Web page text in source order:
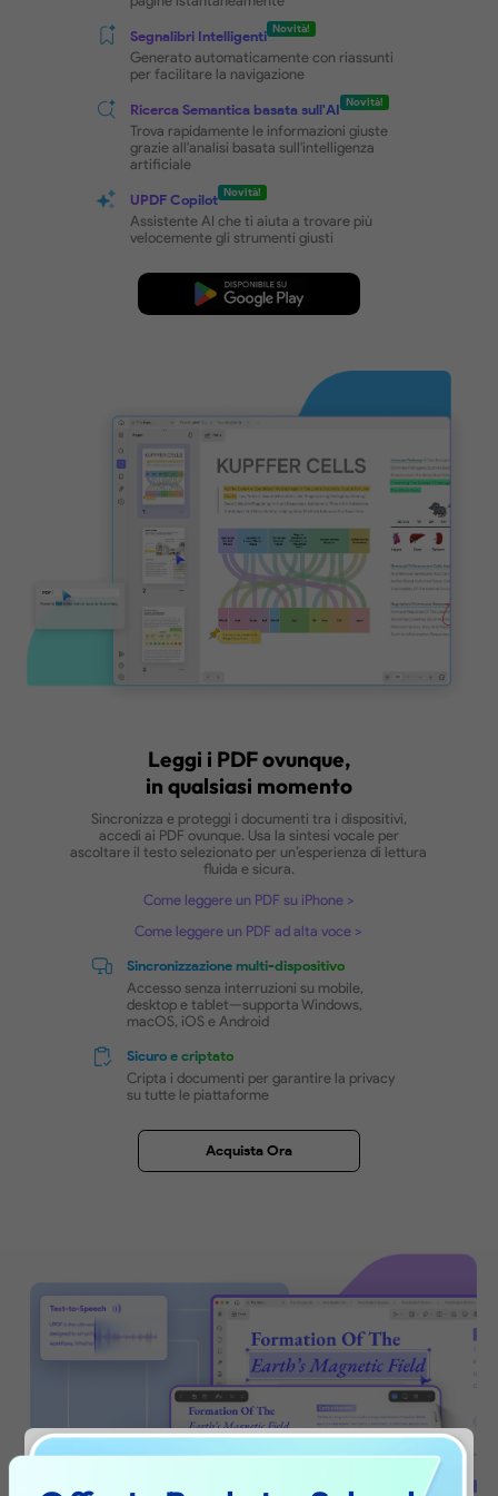
Navigazione PDF efficiente
Grazie ai segnalibri avanzati, alla navigazione
le pagine e a una potente funzione di ricerca
evidenzia i contenuti rilevanti, la consultazione
documenti voluminosi o complessi diventa
efficiente.
pagine istantaneamente
Segnalibri Intelligenti Novità!
Generato automaticamente con riassunti
per facilitare la navigazione
Trova rapidamente le informazioni giuste
grazie all'analisi basata sull'intelligenza
UPDF Copilot Novità!
Assistente AI che ti aiuta a trovare più